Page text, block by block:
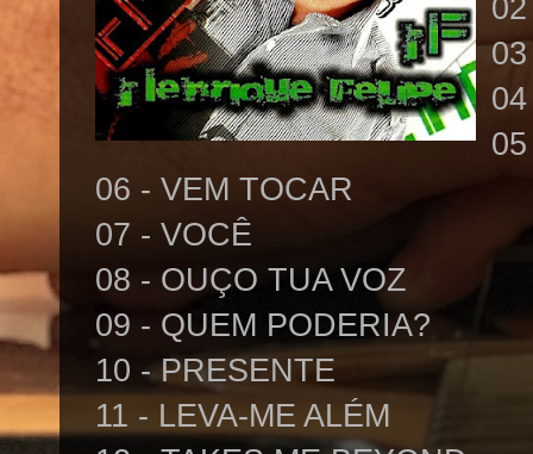
06 - VEM TOCAR
07 - VOCÊ
08 - OUÇO TUA VOZ
09 - QUEM PODERIA?
10 - PRESENTE
11 - LEVA-ME ALÉM